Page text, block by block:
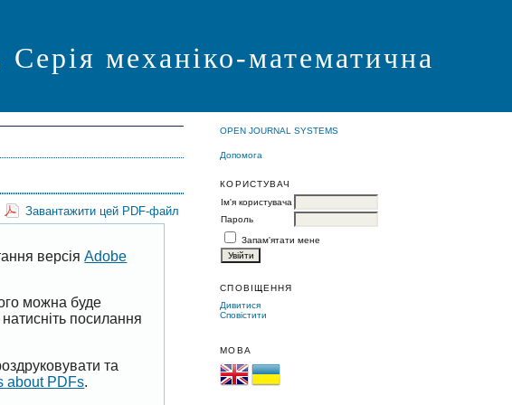
Серія механіко-математична
OPEN JOURNAL SYSTEMS
Допомога
КОРИСТУВАЧ
Ім'я користувача
Пароль
Запам'ятати мене
СПОВІЩЕННЯ
Дивитися
Сповістити
МОВА
Завантажити цей PDF-файл
версіяAdobe
можна буде
посилання
та
about PDFs.